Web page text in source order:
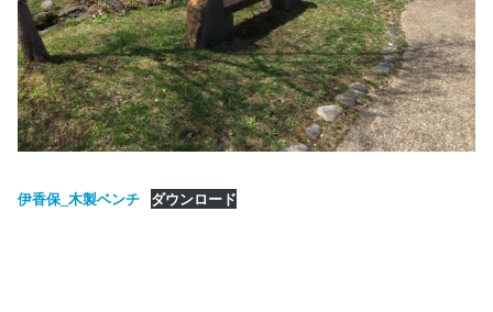
伊香保_木製ベンチ ダウンロード